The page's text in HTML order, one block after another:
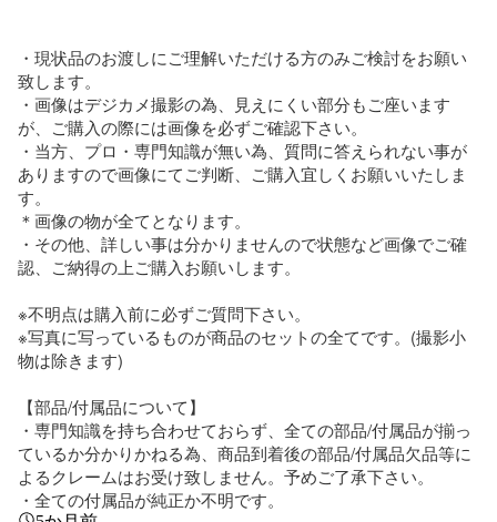
・現状品のお渡しにご理解いただける方のみご検討をお願い
致します。
・画像はデジカメ撮影の為、見えにくい部分もご座います
が、ご購入の際には画像を必ずご確認下さい。
・当方、プロ・専門知識が無い為、質問に答えられない事が
ありますので画像にてご判断、ご購入宜しくお願いいたしま
す。
＊画像の物が全てとなります。
・その他、詳しい事は分かりませんので状態など画像でご確
認、ご納得の上ご購入お願いします。
※不明点は購入前に必ずご質問下さい。
※写真に写っているものが商品のセットの全てです。(撮影小
物は除きます)
【部品/付属品について】
・専門知識を持ち合わせておらず、全ての部品/付属品が揃っ
ているか分かりかねる為、商品到着後の部品/付属品欠品等に
よるクレームはお受け致しません。予めご了承下さい。
・全ての付属品が純正か不明です。